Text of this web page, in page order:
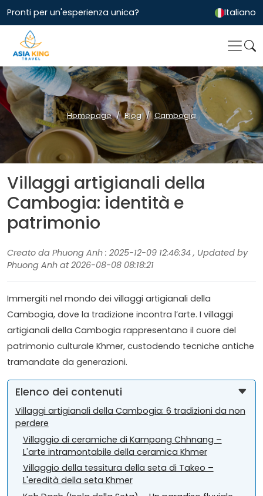
Pronti per un'esperienza unica? Italiano
Homepage Blog Cambogia
Villaggi artigianali della
Cambogia: identità e
patrimonio
Creato da Phuong Anh : 2025-12-09 12:46:34 , Updated by
Phuong Anh at 2026-08-08 08:18:21
Immergiti nel mondo dei villaggi artigianali della
Cambogia, dove la tradizione incontra l’arte. I villaggi
artigianali della Cambogia rappresentano il cuore del
patrimonio culturale Khmer, custodendo tecniche antiche
tramandate da generazioni.
Elenco dei contenuti
Villaggi artigianali della Cambogia: 6 tradizioni da non
perdere
Villaggio di ceramiche di Kampong Chhnang –
L'arte intramontabile della ceramica Khmer
Villaggio della tessitura della seta di Takeo –
L'eredità della seta Khmer